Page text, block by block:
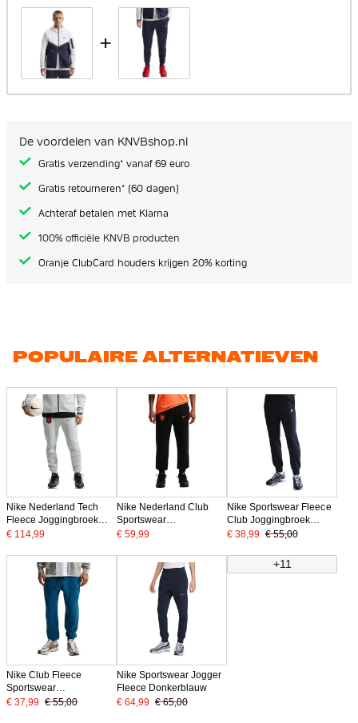
+
De voordelen van KNVBshop.nl
Gratis verzending* vanaf 69 euro
Gratis retourneren* (60 dagen)
Achteraf betalen met Klarna
100% officiële KNVB producten
Oranje ClubCard houders krijgen 20% korting
POPULAIRE ALTERNATIEVEN
Nike Nederland Tech
Fleece Joggingbroek
2026-2028 Lichtgrijs
€ 114,99
Nike Nederland Club
Sportswear
Joggingbroek 2026-
€ 59,99
Nike Sportswear Fleece
Club Joggingbroek
Donkerblauw Wit
€ 38,99 € 55,00
Nike Club Fleece
Sportswear
Joggingbroek
€ 37,99 € 55,00
Nike Sportswear Jogger
Fleece Donkerblauw
€ 64,99 € 65,00
+11